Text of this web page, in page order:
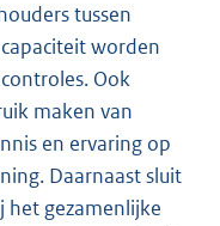
tussen
worden
Ook
maken van
en ervaring op
Daarnaast sluit
het gezamenlijke